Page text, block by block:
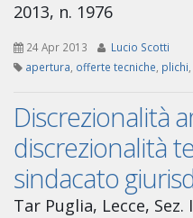
2013, n. 1976
24 Apr 2013
Lucio Scotti
apertura offerte tecniche plichi
Discrezionalità
discrezionalità
sindacato
Tar Puglia, Lecce, Sez.